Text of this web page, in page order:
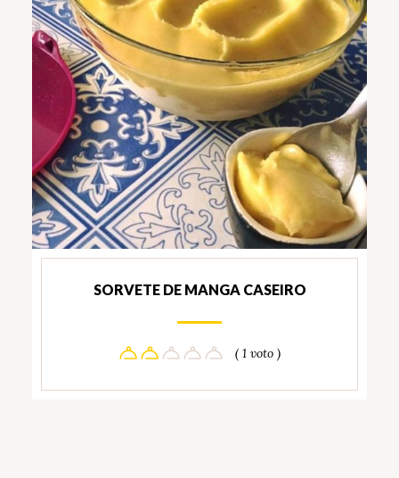
SORVETE DE MANGA CASEIRO
( 1 voto )